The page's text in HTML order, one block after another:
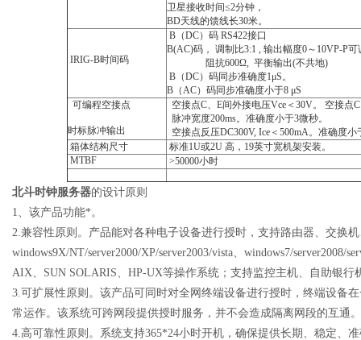
卫星接收时间≤2分钟，
BD天线的馈线长30米。
IRIG-B时间码
B（DC）码RS422接口
B(AC)码， 调制比3:1 , 输出幅度0～ 10VP-P可
阻抗600Ω, 平衡输出(不共地)
B（DC）码同步准确度1μS。
B（AC）码同步准确度小于8 μS
可编程空接点
时标脉冲输出
空接点C、 E间外接电压Vce＜ 30V。 空接点C
脉冲宽度200ms。准确度小于3微秒。
空接点反压DC300V, Ice＜ 500mA。准确度小
箱体结构尺寸
标准1U或2U 高， 19英寸宽机架安装。
MTBF
>50000小时
北斗时钟服务器的设计原则
1、该产品功能*。
2.兼容性原则。产品能对各种电子设备进行授时，支持路由器、交换
windows9X/NT/server2000/XP/server2003/vista、 windows7/server2008/
AIX、 SUN SOLARIS、 HP-UX等操作系统；支持监控主机、自助银行
3.可扩展性原则。该产品可同时对全网终端设备进行授时，终端设备
常运作。该系统可跨网段提供授时服务，并不会造成隔离网段的互通。
4.高可靠性原则。系统支持365*24小时开机，确保提供长期、稳定、